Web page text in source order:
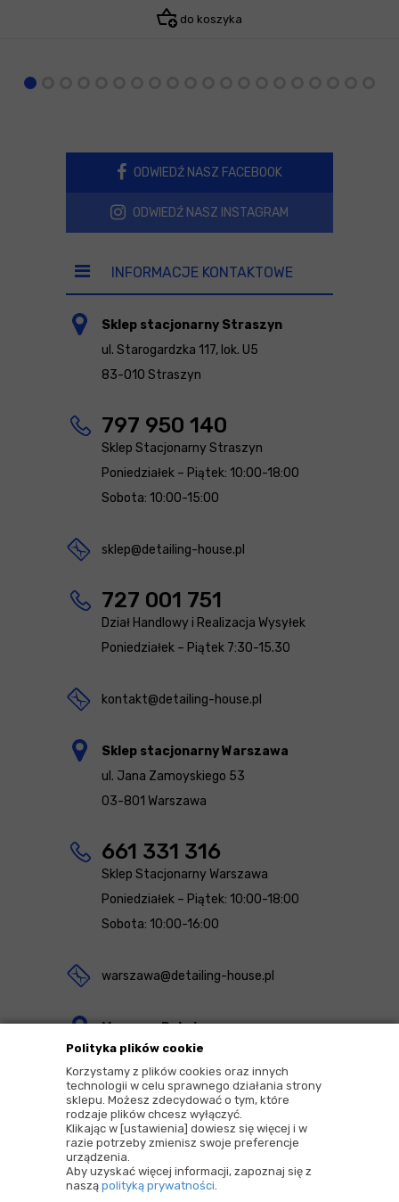
Polityka plików cookie
Korzystamy z plików cookies oraz innych
technologii w celu sprawnego działania strony
sklepu. Możesz zdecydować o tym, które
rodzaje plików chcesz wyłączyć.
Klikając w [ustawienia] dowiesz się więcej i w
razie potrzeby zmienisz swoje preferencje
urządzenia.
Aby uzyskać więcej informacji, zapoznaj się z
naszą polityką prywatności.
do koszyka
ODWIEDŹ NASZ FACEBOOK
ODWIEDŹ NASZ INSTAGRAM
INFORMACJE KONTAKTOWE
Sklep stacjonarny Straszyn
ul. Starogardzka 117, lok. U5
83-010 Straszyn
797 950 140
Sklep Stacjonarny Straszyn
Poniedziałek – Piątek: 10:00-18:00
Sobota: 10:00-15:00
sklep@detailing-house.pl
727 001 751
Dział Handlowy i Realizacja Wysyłek
Poniedziałek – Piątek 7:30-15.30
kontakt@detailing-house.pl
Sklep stacjonarny Warszawa
ul. Jana Zamoyskiego 53
03-801 Warszawa
661 331 316
Sklep Stacjonarny Warszawa
Poniedziałek – Piątek: 10:00-18:00
Sobota: 10:00-16:00
warszawa@detailing-house.pl
Magazyn Rekcin
Nomos Sp. z o.o. sp.k.
ul. Agrestowa 1
83-010 Rekcin